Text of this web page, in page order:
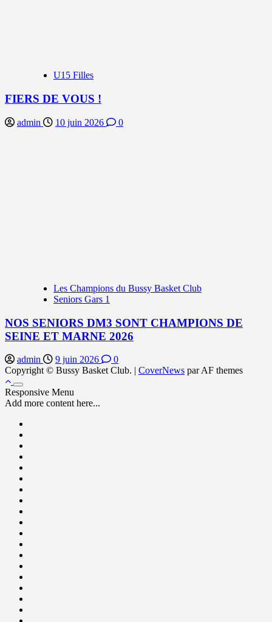
U15 Filles
FIERS DE VOUS !
admin 10 juin 2026 0
Les Champions du Bussy Basket Club
Seniors Gars 1
NOS SENIORS DM3 SONT CHAMPIONS DE
SEINE ET MARNE 2026
admin 9 juin 2026
0
Copyright © Bussy Basket Club. | CoverNews par AF themes
Responsive Menu
Add more content here...